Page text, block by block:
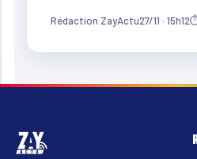
Rédaction ZayActu27/11 · 15h12